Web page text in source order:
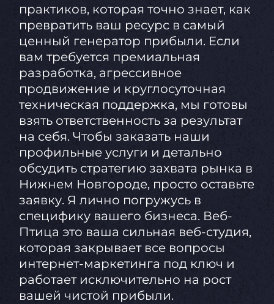
практиков, которая точно знает, как
превратить ваш ресурс в самый
ценный генератор прибыли. Если
вам требуется премиальная
разработка, агрессивное
продвижение и круглосуточная
техническая поддержка, мы готовы
взять ответственность за результат
на себя. Чтобы заказать наши
профильные услуги и детально
обсудить стратегию захвата рынка в
Нижнем Новгороде, просто оставьте
заявку. Я лично погружусь в
специфику вашего бизнеса. Веб-
Птица это ваша сильная веб-студия,
которая закрывает все вопросы
интернет-маркетинга под ключ и
работает исключительно на рост
вашей чистой прибыли.